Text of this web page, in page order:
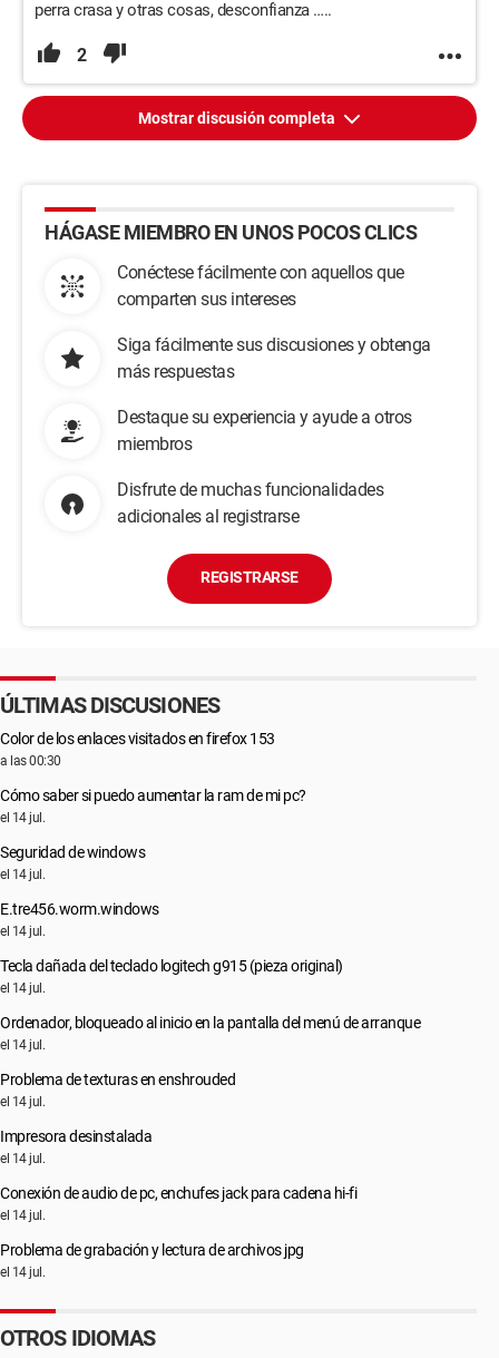
perra crasa y otras cosas, desconfianza …..
2
Mostrar discusión completa
HÁGASE MIEMBRO EN UNOS POCOS CLICS
Conéctese fácilmente con aquellos que
comparten sus intereses
Siga fácilmente sus discusiones y obtenga
más respuestas
Destaque su experiencia y ayude a otros
miembros
Disfrute de muchas funcionalidades
adicionales al registrarse
REGISTRARSE
ÚLTIMAS DISCUSIONES
Color de los enlaces visitados en firefox 153
a las 00:30
Cómo saber si puedo aumentar la ram de mi pc?
el 14 jul.
Seguridad de windows
el 14 jul.
E.tre456.worm.windows
el 14 jul.
Tecla dañada del teclado logitech g915 (pieza original)
el 14 jul.
Ordenador, bloqueado al inicio en la pantalla del menú de arranque
el 14 jul.
Problema de texturas en enshrouded
el 14 jul.
Impresora desinstalada
el 14 jul.
Conexión de audio de pc, enchufes jack para cadena hi-fi
el 14 jul.
Problema de grabación y lectura de archivos jpg
el 14 jul.
OTROS IDIOMAS